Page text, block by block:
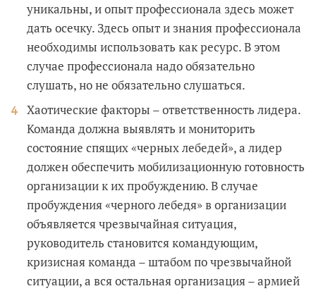
уникальны, и опыт профессионала здесь может
дать осечку. Здесь опыт и знания профессионала
необходимы использовать как ресурс. В этом
случае профессионала надо обязательно
слушать, но не обязательно слушаться.
Хаотические факторы – ответственность лидера.
Команда должна выявлять и мониторить
состояние спящих «черных лебедей», а лидер
должен обеспечить мобилизационную готовность
организации к их пробуждению. В случае
пробуждения «черного лебедя» в организации
объявляется чрезвычайная ситуация,
руководитель становится командующим,
кризисная команда – штабом по чрезвычайной
ситуации, а вся остальная организация – армией